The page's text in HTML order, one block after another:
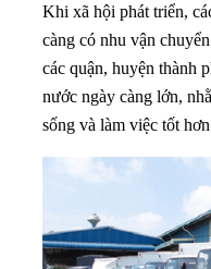
Khi xã hội phát triển,
càng có nhu vận
các quận, huyện thành
nước ngày càng lớn,
sống và làm việc tốt